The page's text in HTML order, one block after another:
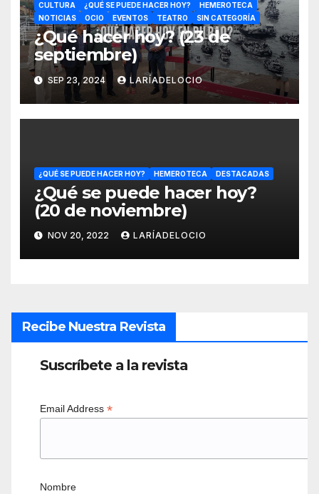
CULTURA ¿QUÉ SE PUEDE HACER HOY?
HEMEROTECA
NOTICIAS
OCIO EVENTOS TEATRO SIN CATEGORÍA
¿Qué hacer hoy? (23 de
septiembre)
SEP 23, 2024 LARÍADELOCIO
¿QUÉ SE PUEDE HACER HOY? HEMEROTECA DESTACADAS
¿Qué se puede hacer hoy?
(20 de noviembre)
NOV 20, 2022 LARÍADELOCIO
Recibe Nuestra Revista
Suscríbete a la revista
Email Address *
Nombre